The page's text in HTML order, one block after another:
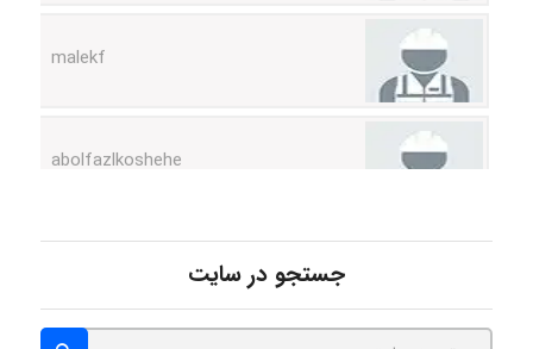
A.balandeh
جستجو در سایت